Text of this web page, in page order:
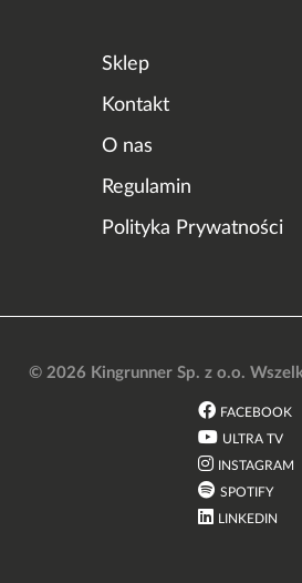
Sklep
Kontakt
O nas
Regulamin
Polityka Prywatności
© 2026 Kingrunner Sp. z o.o.
FACEBOOK
ULTRA TV
INSTAGRAM
SPOTIFY
LINKEDIN